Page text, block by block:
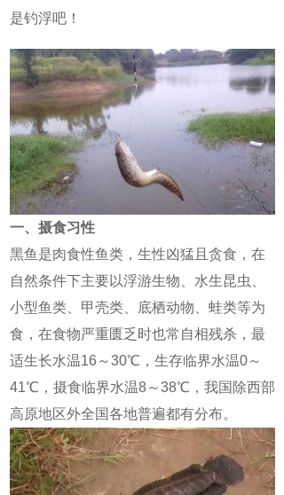
是钓浮吧！
一、摄食习性
黑鱼是肉食性鱼类，生性凶猛且贪食，在
自然条件下主要以浮游生物、水生昆虫、
小型鱼类、甲壳类、底栖动物、蛙类等为
食，在食物严重匮乏时也常自相残杀，最
适生长水温16～30℃，生存临界水温0～
41℃，摄食临界水温8～38℃，我国除西部
高原地区外全国各地普遍都有分布。